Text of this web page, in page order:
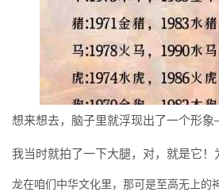
想来想去，脑子里就浮现出了一个形
我当时就拍了一下大腿，对，就是它！
龙在咱们中华文化里，那可是至高无上的